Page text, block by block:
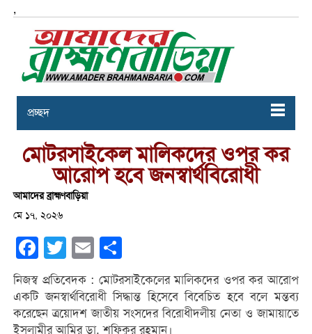
,
প্রচ্ছদ
মোটরসাইকেল মালিকদের ওপর কর
আরোপ হবে জনস্বার্থবিরোধী
আমাদের ব্রাহ্মণবাড়িয়া
মে ১৭, ২০২৬
Facebook
Twitter Email
নিজস্ব প্রতিবেদক : মোটরসাইকেলের মালিকদের ওপর কর আরোপ
একটি জনস্বার্থবিরোধী সিদ্ধান্ত হিসেবে বিবেচিত হবে বলে মন্তব্য
করেছেন ত্রয়োদশ জাতীয় সংসদের বিরোধীদলীয় নেতা ও জামায়াতে
ইসলামীর আমির ডা. শফিকুর রহমান।